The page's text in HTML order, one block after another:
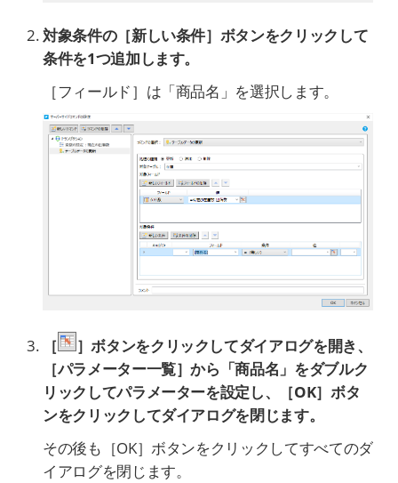
対象条件の［新しい条件］ボタンをクリックして
条件を1つ追加します。
［フィールド］は「商品名」を選択します。
［
］ボタンをクリックしてダイアログを開き、
［パラメーター一覧］から「商品名」をダブルク
リックしてパラメーターを設定し、［OK］ボタ
ンをクリックしてダイアログを閉じます。
その後も［OK］ボタンをクリックしてすべてのダ
イアログを閉じます。